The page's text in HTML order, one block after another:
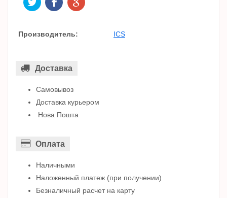
Производитель: ICS
Доставка
Самовывоз
Доставка курьером
Нова Пошта
Оплата
Наличными
Наложенный платеж (при получении)
Безналичный расчет на карту